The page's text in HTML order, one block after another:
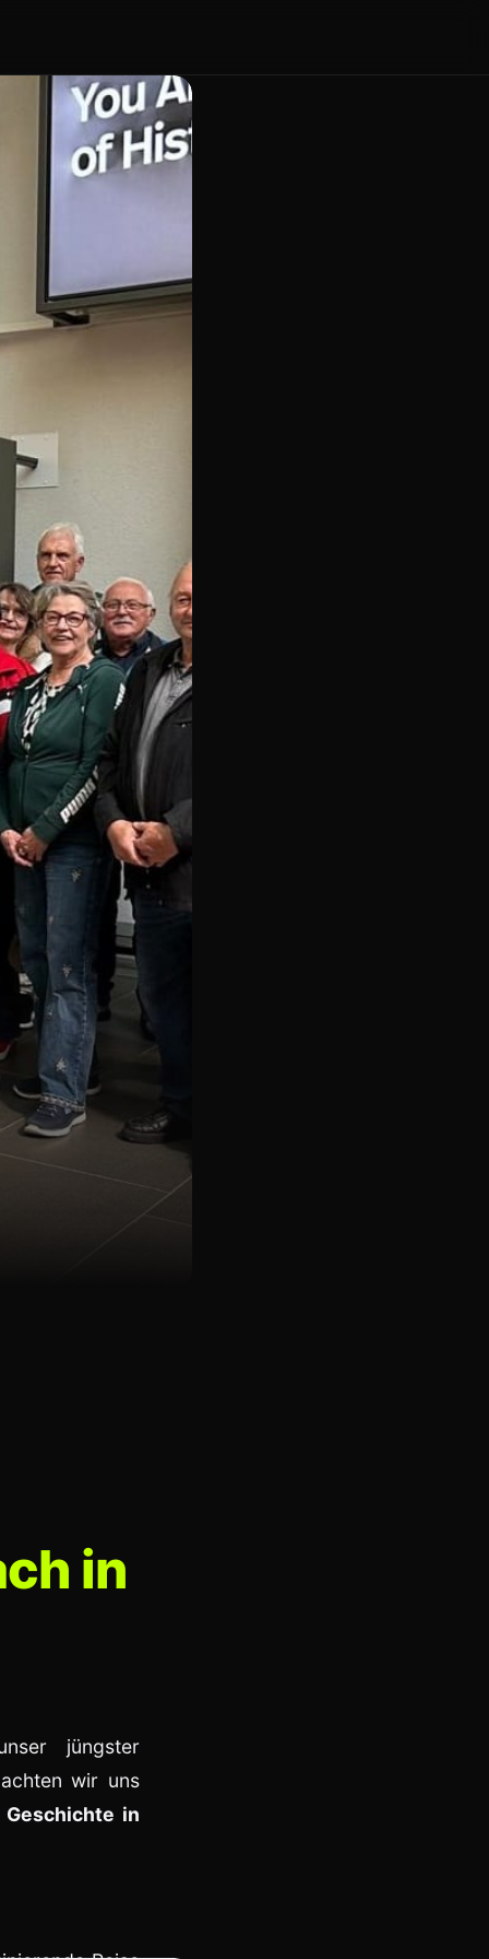
in
jüngster
wir uns
Geschichte in